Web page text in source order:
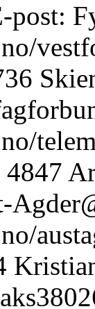
post:
4847